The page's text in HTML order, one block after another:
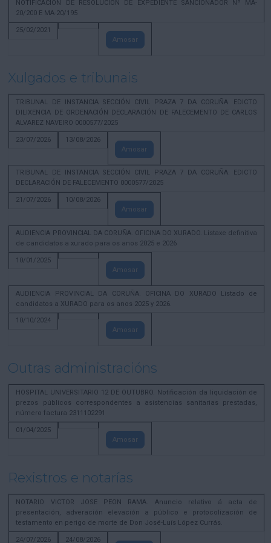
NOTIFICACION DE RESOLUCION DE EXPEDIENTE SANCIONADOR Nº MA-
20/200 E MA-20/195
25/02/2021
Amosar
Xulgados e tribunais
TRIBUNAL DE INSTANCIA SECCIÓN CIVIL PRAZA 7 DA CORUÑA. EDICTO
DILIXENCIA DE ORDENACIÓN DECLARACIÓN DE FALECEMENTO DE CARLOS
ALVAREZ NAVEIRO 0000577/2025
23/07/2026
13/08/2026
Amosar
TRIBUNAL DE INSTANCIA SECCIÓN CIVIL PRAZA 7 DA CORUÑA. EDICTO
DECLARACIÓN DE FALECEMENTO 0000577/2025
21/07/2026
10/08/2026
Amosar
AUDIENCIA PROVINCIAL DA CORUÑA. OFICINA DO XURADO. Listaxe definitiva
de candidatos a xurado para os anos 2025 e 2026
10/01/2025
Amosar
AUDIENCIA PROVINCIAL DA CORUÑA. OFICINA DO XURADO Listado de
candidatos a XURADO para os anos 2025 y 2026.
10/10/2024
Amosar
Outras administracións
HOSPITAL UNIVERSITARIO 12 DE OUTUBRO. Notificación da liquidación de
prezos públicos correspondentes a asistencias sanitarias prestadas,
número factura 2311102291
01/04/2025
Amosar
Rexistros e notarías
NOTARIO VICTOR JOSE PEON RAMA. Anuncio relativo á acta de
presentación, adveración elevación a público e protocolización de
testamento en perigo de morte de Don José-Luís López Currás.
24/07/2026
24/08/2026